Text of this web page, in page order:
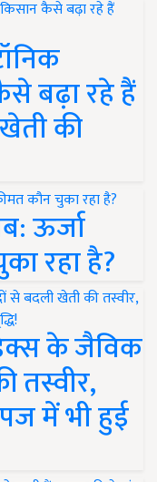
बढ़ा रहे हैं
की
ऊर्जा
रहा है?
के जैविक
तस्वीर,
में भी हुई